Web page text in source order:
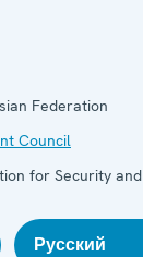
Federation
Council
for Security
Русский